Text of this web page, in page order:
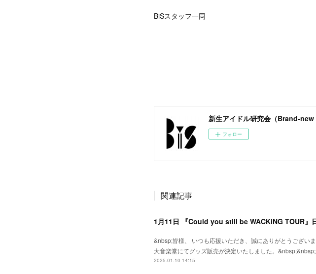
BiSスタッフ一同
新生アイドル研究会（Brand-
フォロー
関連記事
1月11日 『Could you still be WACKiNG TOUR』
&nbsp;皆様、 いつも応援いただき、誠にありがとうござい
大音楽堂にてグッズ販売が決定いたしました。
2025.01.10 14:15